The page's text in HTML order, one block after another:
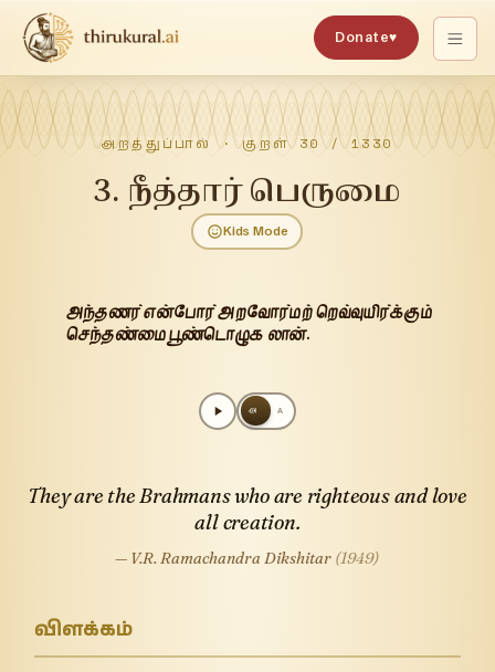
Donate♥
அறத்துப்பால் · குறள்30 /1330
3. நீத்தார் பெருமை
Kids Mode
அந்தணர் என்போர் அறவோர்மற் றெவ்வுயிர்க்கும்
செந்தண்மை பூண்டொழுக லான்.
அ A
They are the Brahmans who are righteous and love
all creation.
— V.R. Ramachandra Dikshitar (1949)
விளக்கம்